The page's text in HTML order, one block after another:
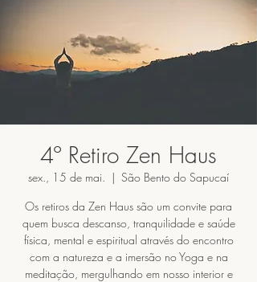
4º Retiro Zen Haus
sex., 15 de mai.
  |
São Bento do Sapucaí
Os retiros da Zen Haus são um convite para
quem busca descanso, tranquilidade e saúde
física, mental e espiritual através do encontro
com a natureza e a imersão no Yoga e na
meditação, mergulhando em nosso interior e